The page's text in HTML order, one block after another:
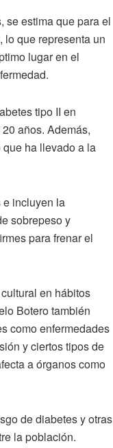
se estima que para el
que representa un
lugar en el
tipo II en
años. Además,
ha llevado a la
e incluyen la
sobrepeso y
para frenar el
en hábitos
Botero también
como enfermedades
y ciertos tipos de
a órganos como
de diabetes y otras
la población.